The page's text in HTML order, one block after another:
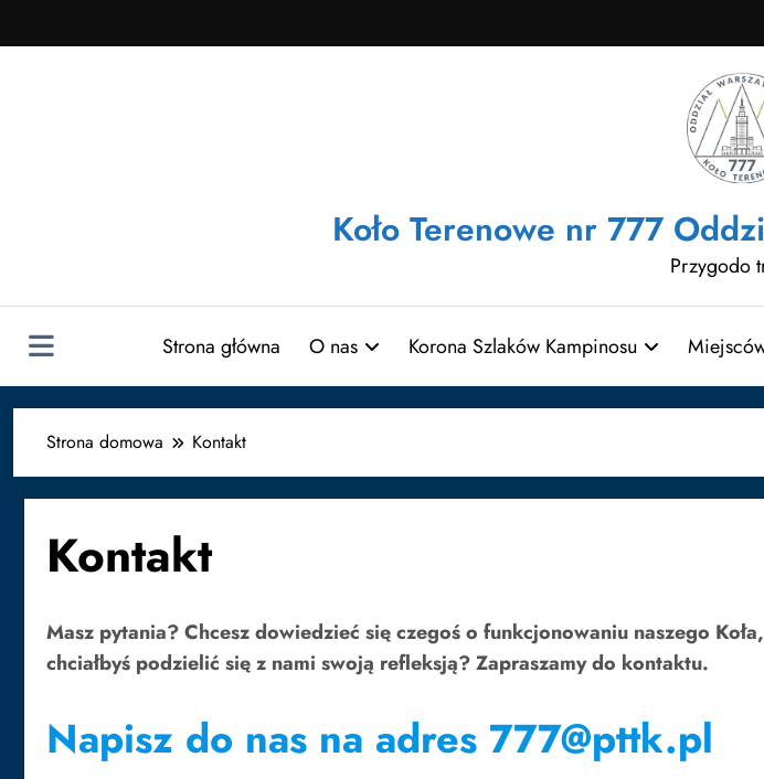
do
Koło Terenowe nr 777
Przygodo
Strona główna O nas Korona Szlaków Kampinosu
Strona domowa Kontakt
Kontakt
Masz pytania? Chcesz dowiedzieć się czegoś o funkcjonowaniu naszego
chciałbyś podzielić się z nami swoją refleksją? Zapraszamy do kontaktu.
Napisz do nas na adres 777@pttk.pl